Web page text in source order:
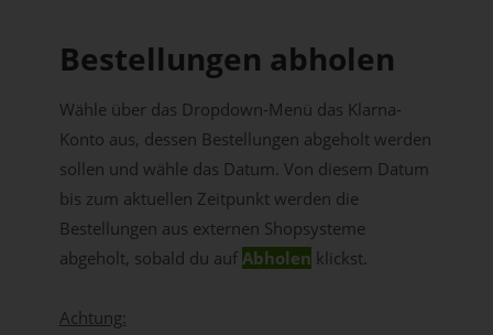
Bestellungen abholen
Wähle über das Dropdown-Menü das Klarna-
Konto aus, dessen Bestellungen abgeholt werden
sollen und wähle das Datum. Von diesem Datum
bis zum aktuellen Zeitpunkt werden die
Bestellungen aus externen Shopsysteme
abgeholt, sobald du auf Abholen klickst.
Achtung: